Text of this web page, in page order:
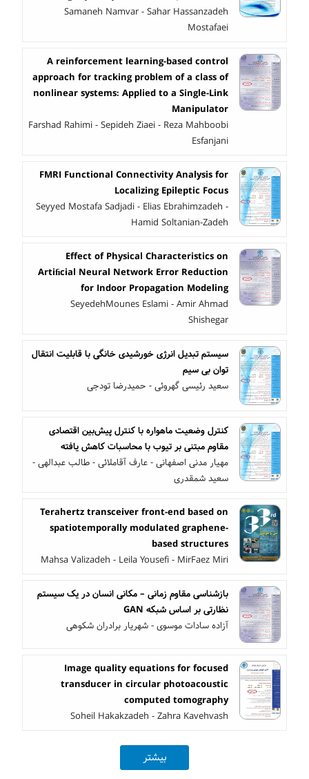
Samaneh Namvar - Sahar Hassanzadeh
Mostafaei
A reinforcement learning-based control
approach for tracking problem of a class of
nonlinear systems: Applied to a Single-Link
Manipulator
Farshad Rahimi - Sepideh Ziaei - Reza Mahboobi
Esfanjani
FMRI Functional Connectivity Analysis for
Localizing Epileptic Focus
Seyyed Mostafa Sadjadi - Elias Ebrahimzadeh -
Hamid Soltanian-Zadeh
Effect of Physical Characteristics on
Artiﬁcial Neural Network Error Reduction
for Indoor Propagation Modeling
SeyedehMounes Eslami - Amir Ahmad
Shishegar
سیستم تبدیل انرژی خورشیدی خانگی با قابلیت انتقال
توان بی سیم
سعید رئیسی گهروئی - حمیدرضا تودجی
کنترل وضعیت ماهواره با کنترل پیش‌بین اقتصادی
مقاوم مبتنی بر تیوب با محاسبات کاهش یافته
مهیار مدنی اصفهانی - عارف آقاملائی - طالب عبدالهی -
سعید شمقدری
Terahertz transceiver front-end based on
spatiotemporally modulated graphene-
based structures
Mahsa Valizadeh - Leila Yousefi - MirFaez Miri
بازشناسی مقاوم زمانی – مکانی انسان در یک سیستم
نظارتی بر اساس شبکه GAN
آزاده سادات موسوی - شهریار برادران شکوهی
Image quality equations for focused
transducer in circular photoacoustic
computed tomography
Soheil Hakakzadeh - Zahra Kavehvash
بیشتر